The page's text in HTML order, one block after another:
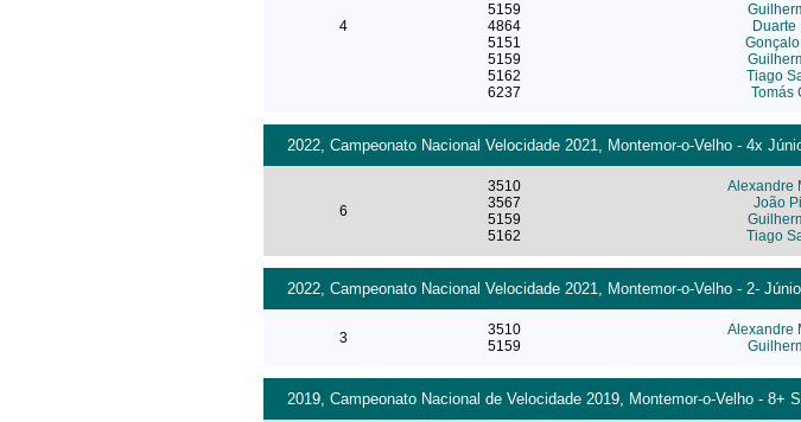
4
5159
4864
5151
5159
5162
6237
Duarte
Tiago
Tomás
2022, Campeonato Nacional Velocidade 2021, Montemor-o-Velho - 4x
6
3510
3567
5159
5162
Alexandre
João
Tiago
2022, Campeonato Nacional Velocidade 2021, Montemor-o-Velho - 2-
3
3510
5159
Alexandre
2019, Campeonato Nacional de Velocidade 2019, Montemor-o-Velho - 8+